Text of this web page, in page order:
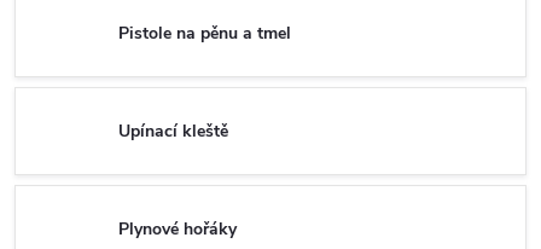
Pistole na pěnu a tmel
Upínací kleště
Plynové hořáky